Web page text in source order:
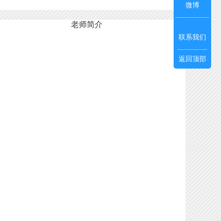
老师简介
微博
联系我们
返回顶部